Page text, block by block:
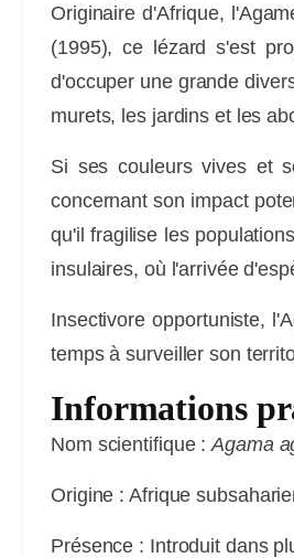
Originaire d'Afrique,
(1995), ce lézard s'est
d'occuper une grande
murets, les jardins et les
Si ses couleurs vives et
concernant son impact
qu'il fragilise les
insulaires, où l'arrivée
Insectivore opportuniste,
temps à surveiller son
Informations
Nom scientifique : Agama
Origine : Afrique
Présence : Introduit dans